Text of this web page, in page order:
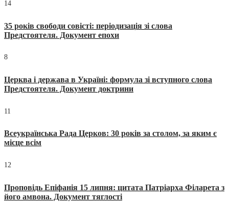
14
35 років свободи совісті: періодизація зі слова
Предстоятеля. Документ епохи
8
Церква і держава в Україні: формула зі вступного слова
Предстоятеля. Документ доктрини
11
Всеукраїнська Рада Церков: 30 років за столом, за яким є
місце всім
12
Проповідь Епіфанія 15 липня: цитата Патріарха Філарета з
його амвона. Документ тяглості